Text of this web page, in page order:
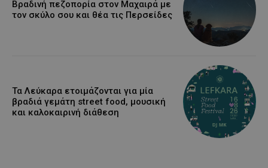
Βραδινή πεζοπορία στον Μαχαιρά με
τον σκύλο σου και θέα τις Περσείδες
Τα Λεύκαρα ετοιμάζονται για μία
βραδιά γεμάτη street food, μουσική
και καλοκαιρινή διάθεση